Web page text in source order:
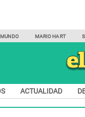
MUNDO MARIO HART
ACTUALIDAD